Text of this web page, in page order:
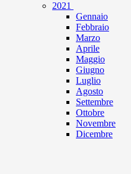
2021
Gennaio
Febbraio
Marzo
Aprile
Maggio
Giugno
Luglio
Agosto
Settembre
Ottobre
Novembre
Dicembre